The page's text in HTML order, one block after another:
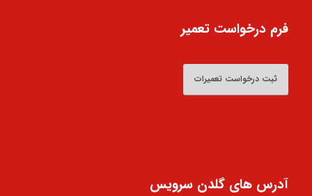
فرم درخواست تعمیر
ثبت درخواست تعمیرات
آدرس های گلدن سرویس